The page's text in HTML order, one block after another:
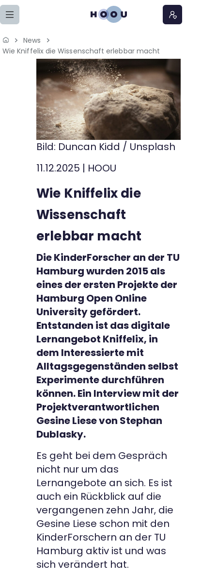
Zum Seiteninhalt springen
Home
Lernangebote
Podcasts
Meine Lernangebote
Über uns
Kontakt
News
Wie Kniffelix die Wissenschaft erlebbar macht
Bild: Duncan Kidd / Unsplash
11.12.2025 | HOOU
Wie Kniffelix die
Wissenschaft
erlebbar macht
Die KinderForscher an der TU
Hamburg wurden 2015 als
eines der ersten Projekte der
Hamburg Open Online
University gefördert.
Entstanden ist das digitale
Lernangebot Kniffelix, in
dem Interessierte mit
Alltagsgegenständen selbst
Experimente durchführen
können. Ein Interview mit der
Projektverantwortlichen
Gesine Liese von Stephan
Dublasky.
Es geht bei dem Gespräch
nicht nur um das
Lernangebote an sich. Es ist
auch ein Rückblick auf die
vergangenen zehn Jahr, die
Gesine Liese schon mit den
KinderForschern an der TU
Hamburg aktiv ist und was
sich verändert hat.